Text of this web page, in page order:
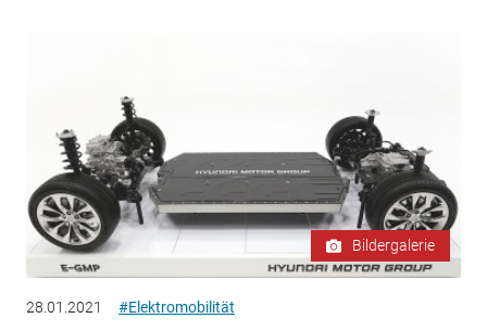
Bildergalerie
28.01.2021 #Elektromobilität